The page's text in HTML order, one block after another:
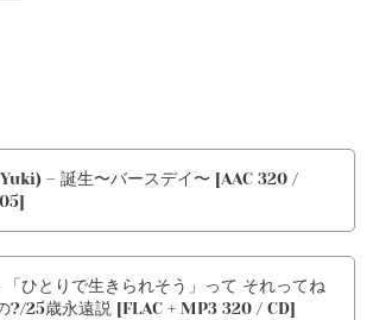
– 誕生〜バースデイ〜 [AAC 320 /
ひとりで生きられそう」って それってね
?/25歳永遠説 [FLAC + MP3 320 / CD]